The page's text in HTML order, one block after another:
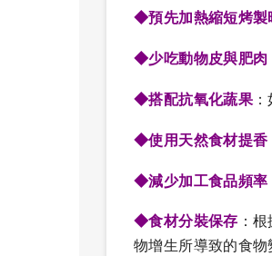
◆預先加熱縮短烤製
◆少吃動物皮與肥肉
◆搭配抗氧化蔬果
◆使用天然食材提香
◆減少加工食品頻率
◆食材分裝保存 ：
物增生所導致的食物